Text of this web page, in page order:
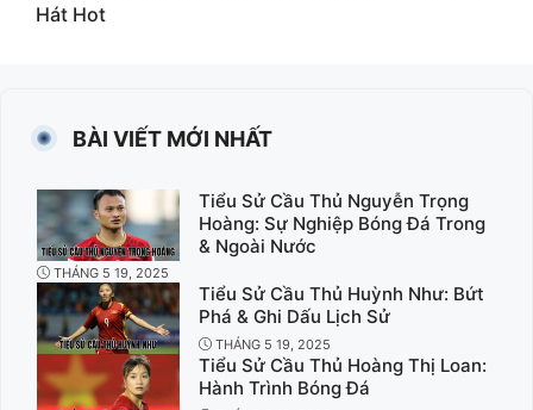
Hát Hot
BÀI VIẾT MỚI NHẤT
Tiểu Sử Cầu Thủ Nguyễn Trọng
Hoàng: Sự Nghiệp Bóng Đá Trong
& Ngoài Nước
THÁNG 5 19, 2025
Tiểu Sử Cầu Thủ Huỳnh Như: Bứt
Phá & Ghi Dấu Lịch Sử
THÁNG 5 19, 2025
Tiểu Sử Cầu Thủ Hoàng Thị Loan:
Hành Trình Bóng Đá